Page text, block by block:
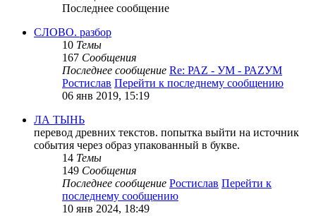
Последнее сообщение
СЛОВО. разбор
10 Темы
167 Сообщения
Последнее сообщение Re: РАZ - УМ - РАZУМ
Ростислав Перейти к последнему сообщению
06 янв 2019, 15:19
ЛА ТЫНЬ
перевод древних текстов. попытка выйти на источник
события через образ упакованный в букве.
14 Темы
149 Сообщения
Последнее сообщение Ростислав Перейти к
последнему сообщению
10 янв 2024, 18:49